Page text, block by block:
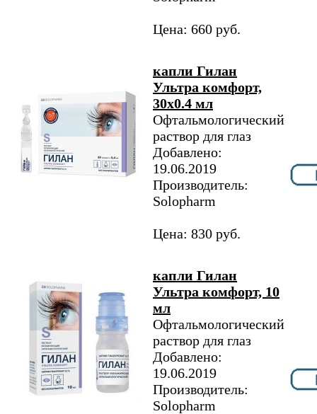
Цена: 660 руб.
капли Гилан
Ультра комфорт,
30х0.4 мл
Офтальмологический
раствор для глаз
Добавлено:
19.06.2019
Производитель:
Solopharm
Цена: 830 руб.
капли Гилан
Ультра комфорт, 10
мл
Офтальмологический
раствор для глаз
Добавлено:
19.06.2019
Производитель:
Solopharm